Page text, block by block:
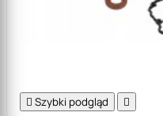
 Szybki podgląd 